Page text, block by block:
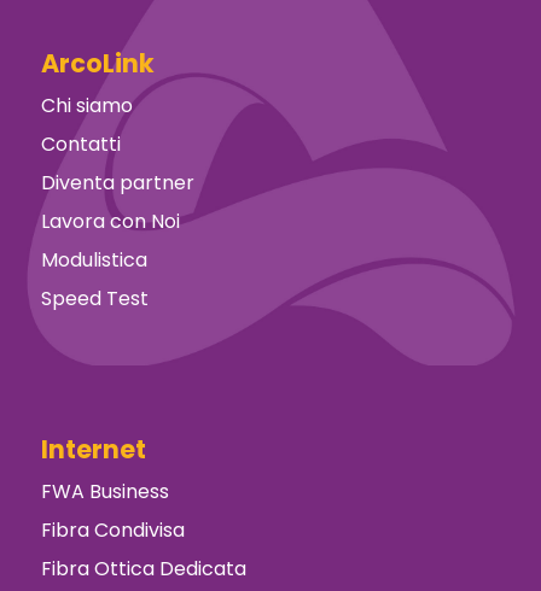
ArcoLink
Chi siamo
Contatti
Diventa partner
Lavora con Noi
Modulistica
Speed Test
Internet
FWA Business
Fibra Condivisa
Fibra Ottica Dedicata